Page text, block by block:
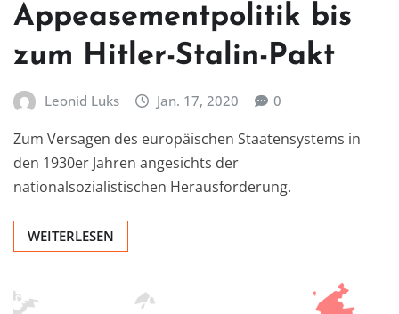
Appeasementpolitik bis
zum Hitler-Stalin-Pakt
Leonid Luks Jan. 17, 2020 0
Zum Versagen des europäischen Staatensystems in
den 1930er Jahren angesichts der
nationalsozialistischen Herausforderung.
WEITERLESEN